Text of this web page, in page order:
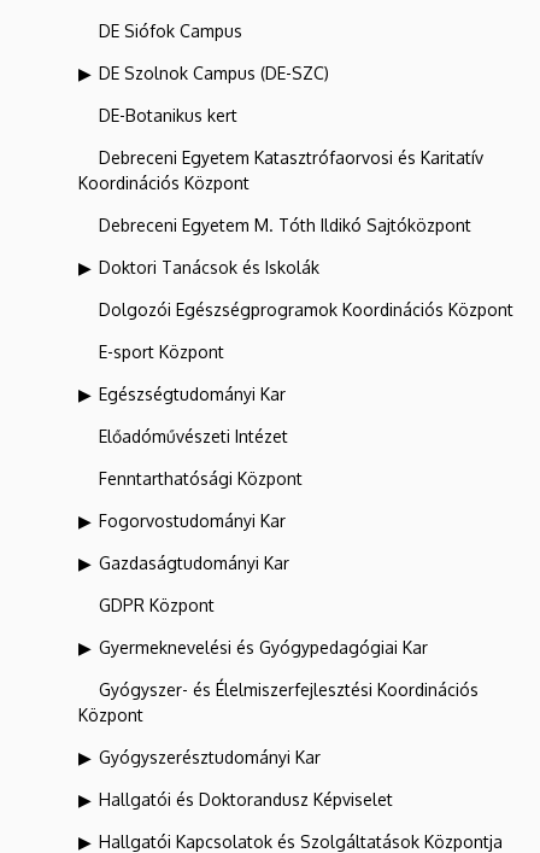
DE Siófok Campus
DE Szolnok Campus (DE-SZC)
DE-Botanikus kert
Debreceni Egyetem Katasztrófaorvosi és Karitatív
Koordinációs Központ
Debreceni Egyetem M. Tóth Ildikó Sajtóközpont
Doktori Tanácsok és Iskolák
Dolgozói Egészségprogramok Koordinációs Központ
E-sport Központ
Egészségtudományi Kar
Előadóművészeti Intézet
Fenntarthatósági Központ
Fogorvostudományi Kar
Gazdaságtudományi Kar
GDPR Központ
Gyermeknevelési és Gyógypedagógiai Kar
Gyógyszer- és Élelmiszerfejlesztési Koordinációs
Központ
Gyógyszerésztudományi Kar
Hallgatói és Doktorandusz Képviselet
Hallgatói Kapcsolatok és Szolgáltatások Központja